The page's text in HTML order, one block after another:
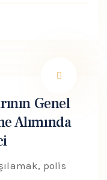
Genel
Alımında
polis